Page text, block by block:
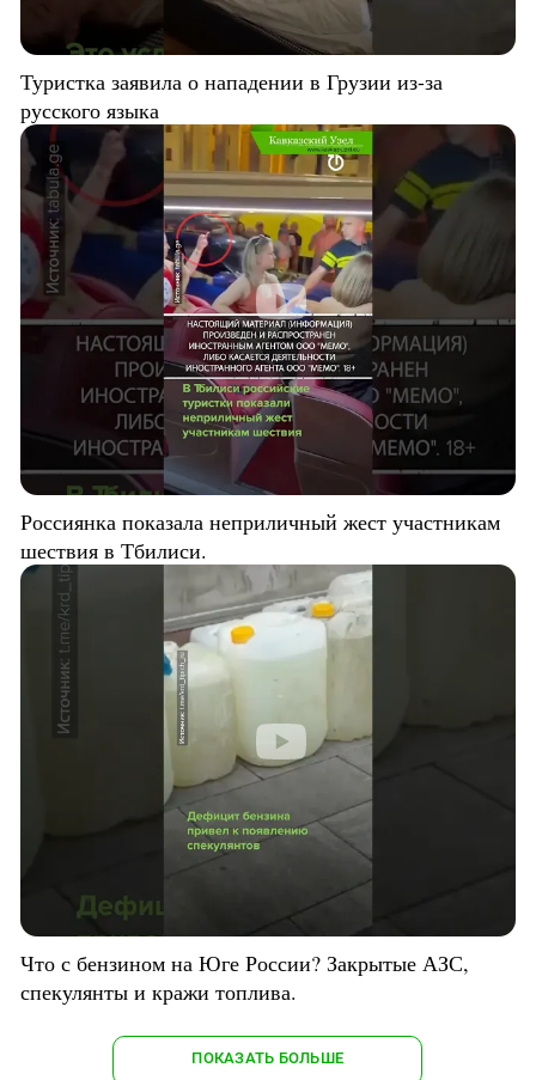
Туристка заявила о нападении в Грузии из-за
русского языка
Россиянка показала неприличный жест участникам
шествия в Тбилиси.
Что с бензином на Юге России? Закрытые АЗС,
спекулянты и кражи топлива.
ПОКАЗАТЬ БОЛЬШЕ